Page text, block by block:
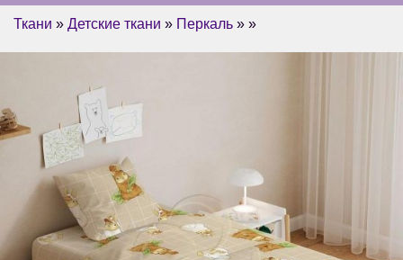
Ткани » Детские ткани » Перкаль » »